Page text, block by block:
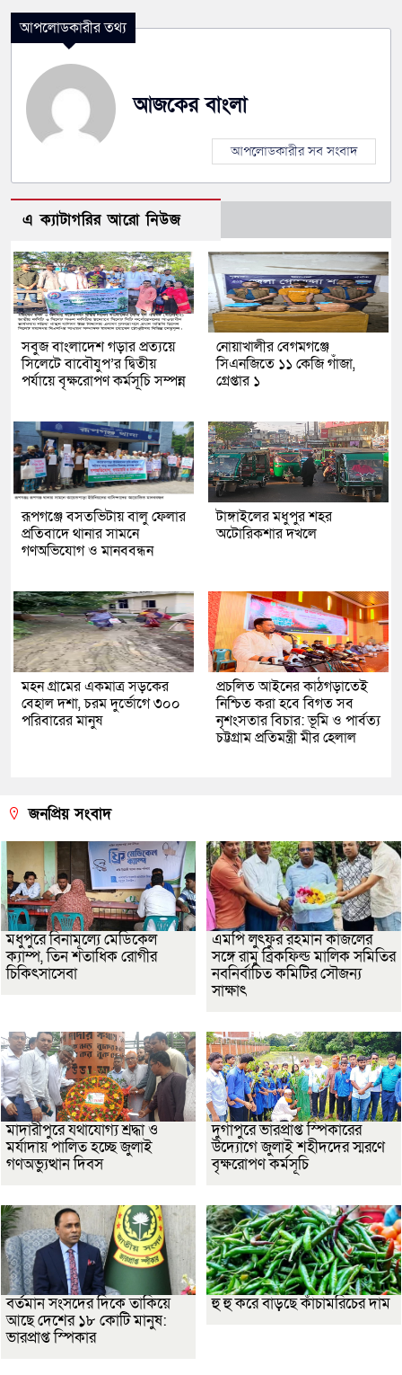
আপলোডকারীর তথ্য
আজকের বাংলা
আপলোডকারীর সব সংবাদ
এ ক্যাটাগরির আরো নিউজ
সবুজ বাংলাদেশ গড়ার প্রত্যয়ে
সিলেটে বাবৌযুপ’র দ্বিতীয়
পর্যায়ে বৃক্ষরোপণ কর্মসূচি সম্পন্ন
নোয়াখালীর বেগমগঞ্জে
সিএনজিতে ১১ কেজি গাঁজা,
গ্রেপ্তার ১
রূপগঞ্জে বসতভিটায় বালু ফেলার
প্রতিবাদে থানার সামনে
গণঅভিযোগ ও মানববন্ধন
টাঙ্গাইলের মধুপুর শহর
অটোরিকশার দখলে
মহন গ্রামের একমাত্র সড়কের
বেহাল দশা, চরম দুর্ভোগে ৩০০
পরিবারের মানুষ
প্রচলিত আইনের কাঠগড়াতেই
নিশ্চিত করা হবে বিগত সব
নৃশংসতার বিচার: ভূমি ও পার্বত্য
চট্টগ্রাম প্রতিমন্ত্রী মীর হেলাল
জনপ্রিয় সংবাদ
মধুপুরে বিনামূল্যে মেডিকেল
ক্যাম্প, তিন শতাধিক রোগীর
চিকিৎসাসেবা
এমপি লুৎফুর রহমান কাজলের
সঙ্গে রামু ব্রিকফিল্ড মালিক সমিতির
নবনির্বাচিত কমিটির সৌজন্য
সাক্ষাৎ
মাদারীপুরে যথাযোগ্য শ্রদ্ধা ও
মর্যাদায় পালিত হচ্ছে জুলাই
গণঅভ্যুত্থান দিবস
দুর্গাপুরে ভারপ্রাপ্ত স্পিকারের
উদ্যোগে জুলাই শহীদদের স্মরণে
বৃক্ষরোপণ কর্মসূচি
বর্তমান সংসদের দিকে তাকিয়ে
আছে দেশের ১৮ কোটি মানুষ:
ভারপ্রাপ্ত স্পিকার
হু হু করে বাড়ছে কাঁচামরিচের দাম